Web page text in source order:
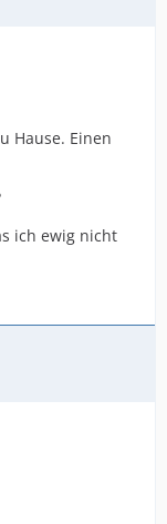
Hause. Einen
ich ewig nicht